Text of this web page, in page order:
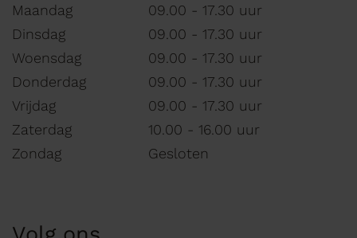
Maandag
09.00 - 17.30 uur
Dinsdag
09.00 - 17.30 uur
Woensdag
09.00 - 17.30 uur
Donderdag
09.00 - 17.30 uur
Vrijdag
09.00 - 17.30 uur
Zaterdag
10.00 - 16.00 uur
Zondag
Gesloten